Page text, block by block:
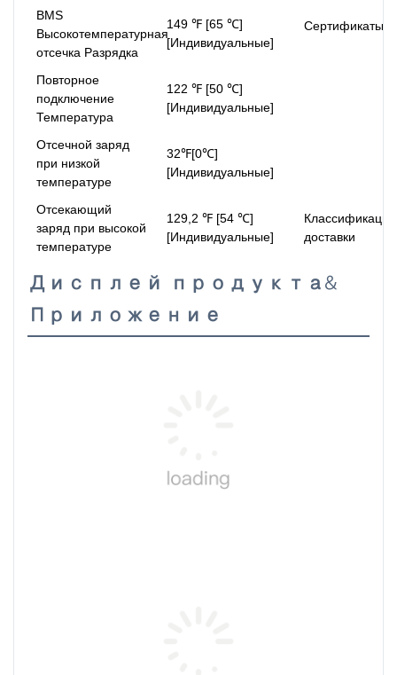
Сертификаты
BMS
Высокотемпературная
отсечка Разрядка
149 ℉ [65 ℃]
[Индивидуальные]
Повторное
подключение
Температура
122 ℉ [50 ℃]
[Индивидуальные]
Отсечной заряд
при низкой
температуре
32℉[0℃]
[Индивидуальные]
Отсекающий
заряд при высокой
температуре
129,2 ℉ [54 ℃]
[Индивидуальные]
Классификация
доставки
Дисплей продукта&
Приложение